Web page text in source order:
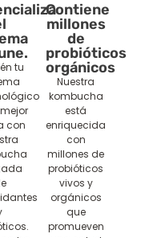
tu
con
Contiene
millones
de
probióticos
orgánicos
Nuestra
kombucha
está
enriquecida
con
millones de
probióticos
vivos y
orgánicos
que
promueven